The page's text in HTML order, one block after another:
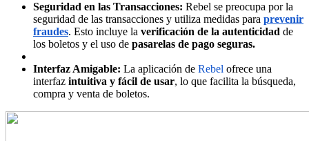
Seguridad en las Transacciones: Rebel se preocupa por la
seguridad de las transacciones y utiliza medidas para prevenir
fraudes. Esto incluye la verificación de la autenticidad de
los boletos y el uso de pasarelas de pago seguras.
Interfaz Amigable: La aplicación de Rebel ofrece una
interfaz intuitiva y fácil de usar, lo que facilita la búsqueda,
compra y venta de boletos.